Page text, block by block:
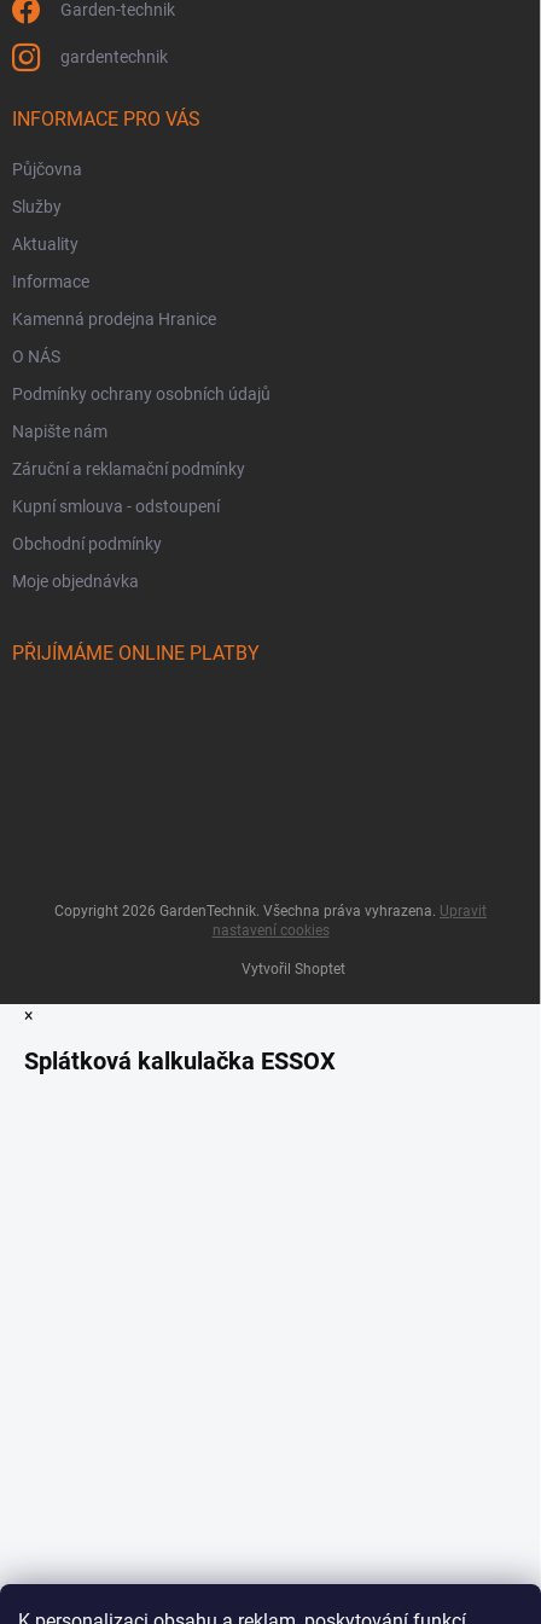
Garden-technik
gardentechnik
INFORMACE PRO VÁS
Půjčovna
Služby
Aktuality
Informace
Kamenná prodejna Hranice
O NÁS
Podmínky ochrany osobních údajů
Napište nám
Záruční a reklamační podmínky
Kupní smlouva - odstoupení
Obchodní podmínky
Moje objednávka
PŘIJÍMÁME ONLINE PLATBY
Vytvořil Shoptet
Copyright 2026 GardenTechnik. Všechna práva vyhrazena. Upravit
nastavení cookies
×
Splátková kalkulačka ESSOX